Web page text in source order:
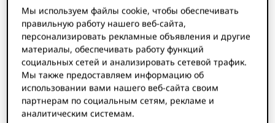
ORCID консорциумы
Сообщества практики. Мы не
только предлагаем сниженные
взносы для членов
консорциума, ORCID
консорциумы — это сообщества
практиков, которые могут
обмениваться знаниями и
Мы используем файлы cookie, чтобы обеспечивать
правильную работу нашего веб-сайта,
персонализировать рекламные объявления и другие
материалы, обеспечивать работу функций
социальных сетей и анализировать сетевой трафик.
Мы также предоставляем информацию об
использовании вами нашего веб-сайта своим
партнерам по социальным сетям, рекламе и
аналитическим системам.